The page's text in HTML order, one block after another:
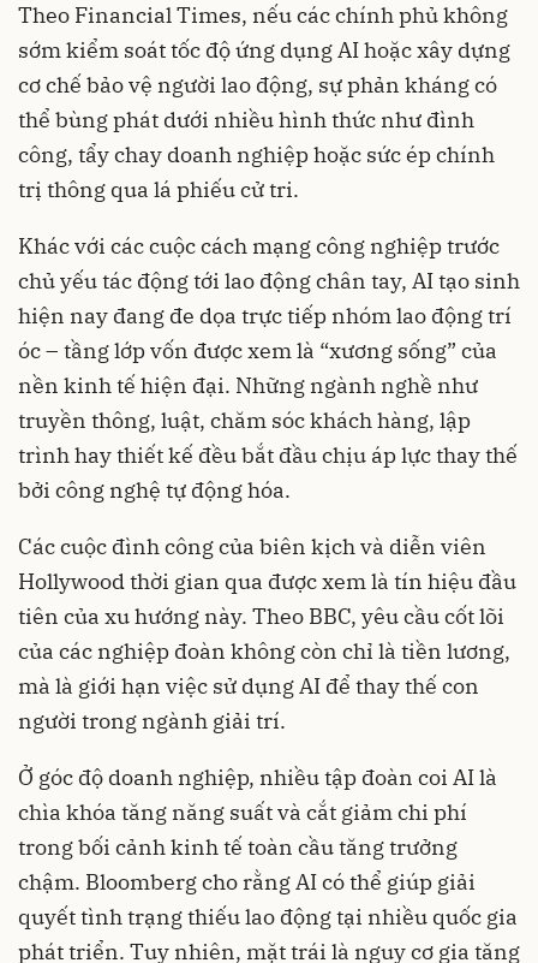
Theo Financial Times, nếu các chính phủ không
sớm kiểm soát tốc độ ứng dụng AI hoặc xây dựng
cơ chế bảo vệ người lao động, sự phản kháng có
thể bùng phát dưới nhiều hình thức như đình
công, tẩy chay doanh nghiệp hoặc sức ép chính
trị thông qua lá phiếu cử tri.
Khác với các cuộc cách mạng công nghiệp trước
chủ yếu tác động tới lao động chân tay, AI tạo sinh
hiện nay đang đe dọa trực tiếp nhóm lao động trí
óc – tầng lớp vốn được xem là “xương sống” của
nền kinh tế hiện đại. Những ngành nghề như
truyền thông, luật, chăm sóc khách hàng, lập
trình hay thiết kế đều bắt đầu chịu áp lực thay thế
bởi công nghệ tự động hóa.
Các cuộc đình công của biên kịch và diễn viên
Hollywood thời gian qua được xem là tín hiệu đầu
tiên của xu hướng này. Theo BBC, yêu cầu cốt lõi
của các nghiệp đoàn không còn chỉ là tiền lương,
mà là giới hạn việc sử dụng AI để thay thế con
người trong ngành giải trí.
Ở góc độ doanh nghiệp, nhiều tập đoàn coi AI là
chìa khóa tăng năng suất và cắt giảm chi phí
trong bối cảnh kinh tế toàn cầu tăng trưởng
chậm. Bloomberg cho rằng AI có thể giúp giải
quyết tình trạng thiếu lao động tại nhiều quốc gia
phát triển. Tuy nhiên, mặt trái là nguy cơ gia tăng